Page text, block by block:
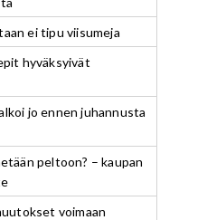
ei tipu viisumeja
hyväksyivät
jo ennen juhannusta
peltoon? – kaupan
voimaan